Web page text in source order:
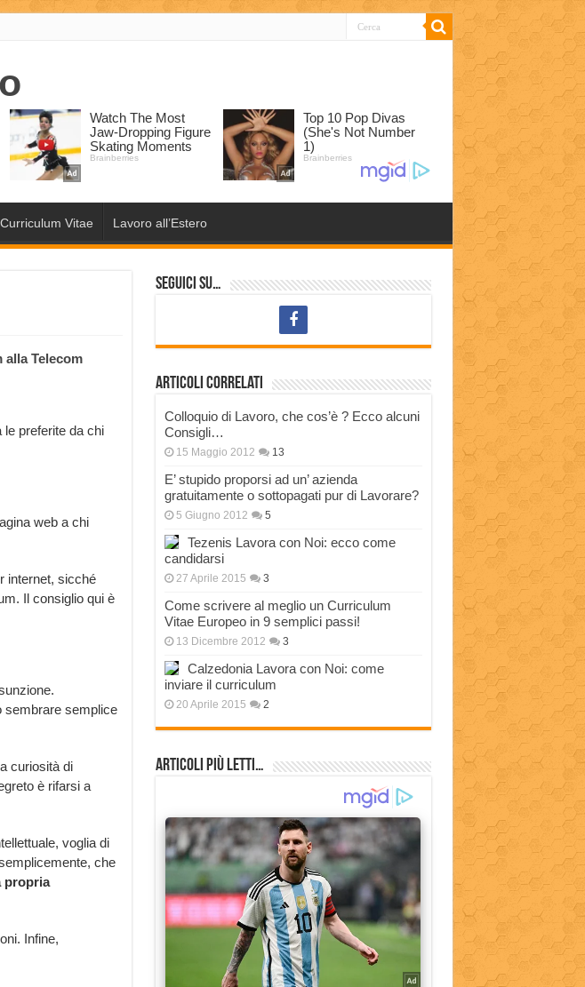
Curriculum Vitae Lavoro all’Estero
le preferite da chi
web a chi
internet, sicché
Il consiglio qui è
sembrare semplice
curiosità di
è rifarsi a
voglia di
che
propria
Infine,
Seguici su…
Articoli correlati
Colloquio di Lavoro, che cos’è ? Ecco alcuni
Consigli…
15 Maggio 2012 13
E’ stupido proporsi ad un’ azienda
gratuitamente o sottopagati pur di Lavorare?
5 Giugno 2012 5
Tezenis Lavora con Noi: ecco come
candidarsi
27 Aprile 2015 3
Come scrivere al meglio un Curriculum
Vitae Europeo in 9 semplici passi!
13 Dicembre 2012 3
Calzedonia Lavora con Noi: come
inviare il curriculum
20 Aprile 2015 2
Articoli più Letti…